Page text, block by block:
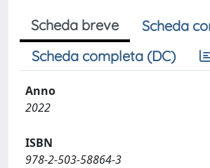
Scheda breve
Scheda
Scheda completa (DC)
Anno
2022
ISBN
978-2-503-58864-3